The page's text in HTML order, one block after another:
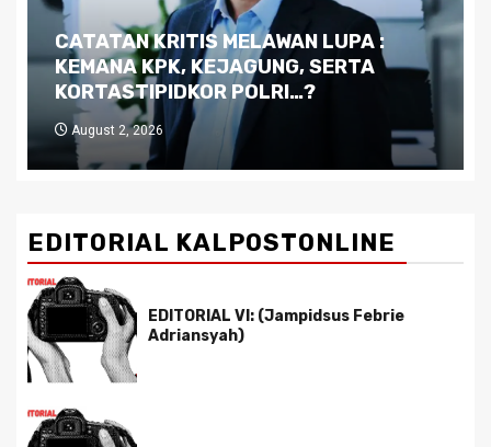
Dilema Kaltim di Tengah Krisis:
Kutukan Sumber Daya Alam dan
Pemimpin yang Tak Kreatif
July 29, 2026
EDITORIAL KALPOSTONLINE
EDITORIAL VI: (Jampidsus Febrie
Adriansyah)